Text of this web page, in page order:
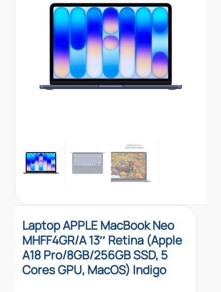
Laptop APPLE MacBook Neo
MHFF4GR/A 13″ Retina (Apple
A18 Pro/8GB/256GB SSD, 5
Cores GPU, MacOS) Indigo